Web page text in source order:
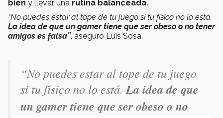
bien y llevar una rutina balanceada.
“No puedes estar al tope de tu juego si tu físico no lo está.
La idea de que un gamer tiene que ser obeso o no tener
amigos es falsa”, aseguró Luis Sosa.
“No puedes estar al tope de tu juego
si tu físico no lo está. La idea de que
un gamer tiene que ser obeso o no